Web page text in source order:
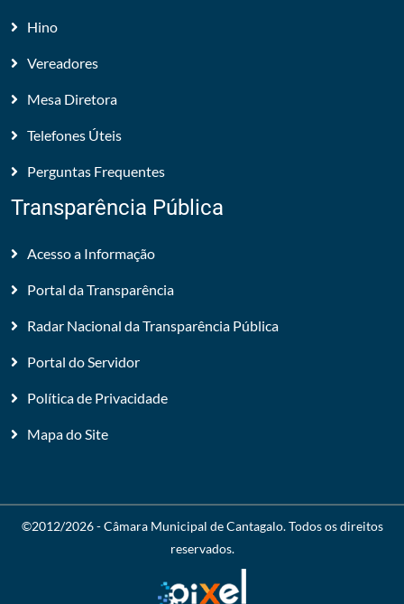
Hino
Vereadores
Mesa Diretora
Telefones Úteis
Perguntas Frequentes
Transparência Pública
Acesso a Informação
Portal da Transparência
Radar Nacional da Transparência Pública
Portal do Servidor
Política de Privacidade
Mapa do Site
©2012/2026 -Câmara Municipal de Cantagalo. Todos os direitos
reservados.